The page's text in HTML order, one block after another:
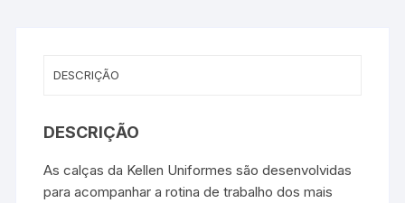
DESCRIÇÃO
DESCRIÇÃO
As calças da Kellen Uniformes são desenvolvidas
para acompanhar a rotina de trabalho dos mais